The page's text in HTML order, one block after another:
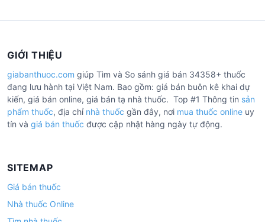
GIỚI THIỆU
giabanthuoc.com giúp Tìm và So sánh giá bán 34358+ thuốc
đang lưu hành tại Việt Nam. Bao gồm: giá bán buôn kê khai dự
kiến, giá bán online, giá bán tạ nhà thuốc. Top #1 Thông tin sản
phẩm thuốc, địa chỉ nhà thuốc gần đây, nơi mua thuốc online uy
tín và giá bán thuốc được cập nhật hàng ngày tự động.
SITEMAP
Giá bán thuốc
Nhà thuốc Online